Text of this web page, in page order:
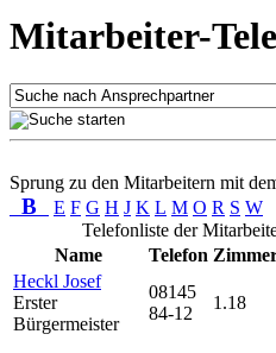
Mitarbeiter-
Sprung zu den Mitarbeitern mit
B E F G H J K L M O R S W
Telefonliste der
Name
Telefon
Heckl Josef
Erster
Bürgermeister
08145
84-12
1.18